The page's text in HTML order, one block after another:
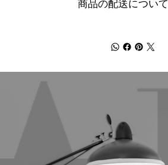
商品の配送について